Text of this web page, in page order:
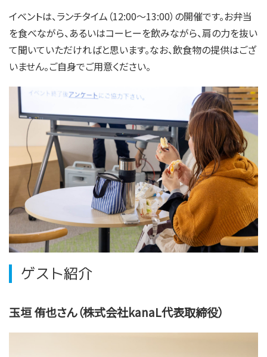
イベントは、ランチタイム（12:00〜13:00）の開催です。お弁当
を食べながら、あるいはコーヒーを飲みながら、肩の力を抜い
て聞いていただければと思います。なお、飲食物の提供はござ
いません。ご自身でご用意ください。
ゲスト紹介
玉垣 侑也さん（株式会社kanaL代表取締役）